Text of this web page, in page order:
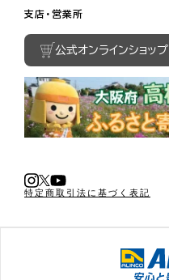
支店・営業所
公式オンラインショップ
特定商取引法に基づく表記